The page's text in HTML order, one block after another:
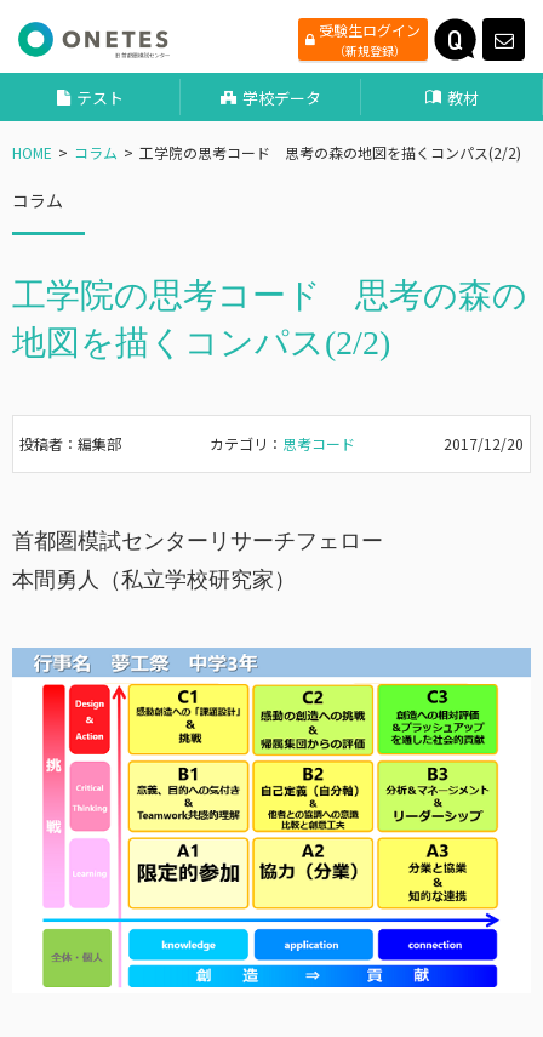
受験生ログイン
（新規登録）
テスト 学校データ 教材
HOME コラム 工学院の思考コード 思考の森の地図を描くコンパス(2/2)
コラム
工学院の思考コード 思考の森の
地図を描くコンパス(2/2)
投稿者：編集部 カテゴリ： 思考コード 2017/12/20
首都圏模試センターリサーチフェロー
本間勇人（私立学校研究家）